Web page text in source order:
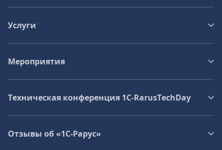
Услуги
Мероприятия
Техническая конференция 1C‑RarusTechDay
Отзывы об «1С-Рарус»